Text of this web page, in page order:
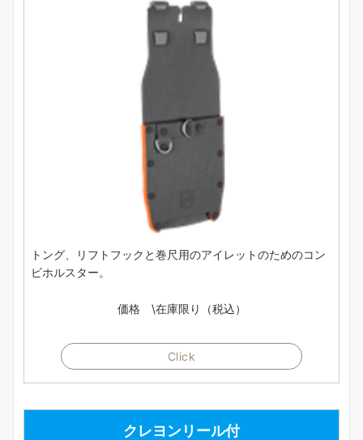
トング、リフトフックと巻尺用のアイレットのためのコン
ビホルスター。
価格 \在庫限り（税込）
Click
クレヨンリール付